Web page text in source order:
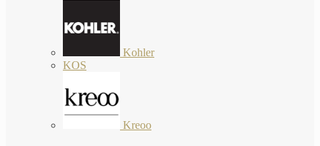
Kohler
KOS
Kreoo